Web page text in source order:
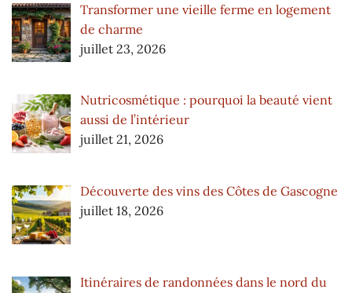
Transformer une vieille ferme en logement
de charme
juillet 23, 2026
Nutricosmétique : pourquoi la beauté vient
aussi de l’intérieur
juillet 21, 2026
Découverte des vins des Côtes de Gascogne
juillet 18, 2026
Itinéraires de randonnées dans le nord du